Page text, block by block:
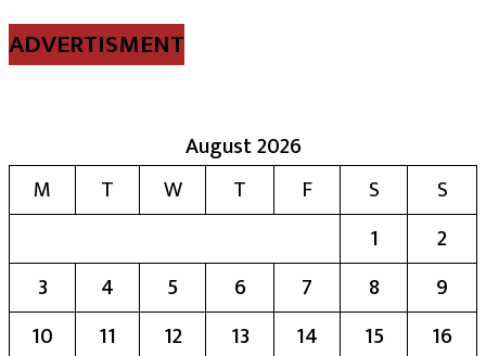
ADVERTISMENT
August 2026
M
T W T F S
S
1
2
3
4 5 6 7 8
9
10
11 12 13 14 15
16